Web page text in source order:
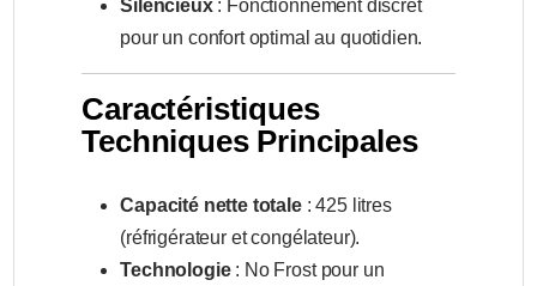
Silencieux: Fonctionnement discret
pour un confort optimal au quotidien.
Caractéristiques
Techniques Principales
Capacité nette totale: 425 litres
(réfrigérateur et congélateur).
Technologie: No Frost pour un